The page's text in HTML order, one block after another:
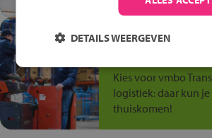
Jouw talent in
Kies voor vmbo
logistiek: daar kun je
thuiskomen!
DETAILS WEERGEVEN